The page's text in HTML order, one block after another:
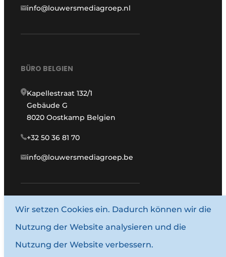
info@louwersmediagroep.nl
BÜRO BELGIEN
Kapellestraat 132/1
Gebäude G
8020 Oostkamp Belgien
+32 50 36 81 70
info@louwersmediagroep.be
www.louwersmediagroep.com
© 1987–2026 Louwersmediagroep.
Allgemeine Bedingungen und Konditionen
Wir setzen Cookies ein. Dadurch können wir die
Nutzung der Website analysieren und die
Nutzung der Website verbessern.